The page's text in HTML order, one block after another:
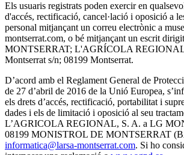
Els usuaris registrats poden exercir en
d'accés, rectificació, cancel·lació i oposició a
personal mitjançant un correu electrònic a
montserrat.com, o bé mitjançant un escrit
MONTSERRAT; L'AGRÍCOLA
Montserrat s/n; 08199 Montserrat.
D’acord amb el Reglament General de
de 27 d’abril de 2016 de la Unió Europea,
els drets d’accés, rectificació, portabilitat i
dades i els de limitació i oposició al seu
L’AGRICOLA REGIONAL, S. A. a LG
08199 MONISTROL DE MONTSERRAT
informatica@larsa-montserrat.com. Si ho